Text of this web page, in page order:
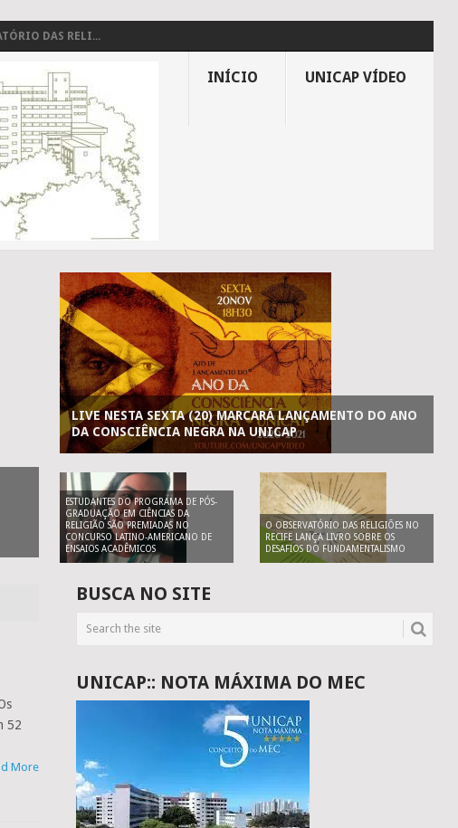
DAS RELI...
INÍCIO UNICAP VÍDEO
LIVE NESTA SEXTA (20) MARCARÁ LANÇAMENTO DO ANO
DA CONSCIÊNCIA NEGRA NA UNICAP
ESTUDANTES DO PROGRAMA DE PÓS-
GRADUAÇÃO EM CIÊNCIAS DA
RELIGIÃO SÃO PREMIADAS NO
CONCURSO LATINO-AMERICANO DE
ENSAIOS ACADÊMICOS
O OBSERVATÓRIO DAS RELIGIÕES NO
RECIFE LANÇA LIVRO SOBRE OS
DESAFIOS DO FUNDAMENTALISMO
52
More
BUSCA NO SITE
UNICAP:: NOTA MÁXIMA DO MEC